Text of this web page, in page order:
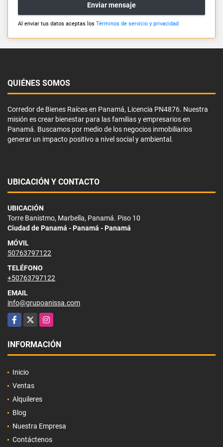
Enviar mensaje
Al enviar tus datos aceptas los Términos de servicio y privacidad
QUIÉNES SOMOS
Corredor de Bienes Raíces en Panamá, Licencia PN4876. Nuestra
misión es crear bienestar para las familias y empresarios en
Panamá. Buscamos por medio de los negocios inmobiliarios
generar un impacto positivo a nivel social y ambiental.
UBICACIÓN Y CONTACTO
UBICACIÓN
Torre Banistmo, Marbella, Panamá. Piso 10
Ciudad de Panamá - Panamá - Panamá
MÓVIL
50763797122
TELÉFONO
+50763797122
EMAIL
info@grupoanissa.com
Facebook
X Instagram
INFORMACIÓN
Inicio
Ventas
Alquileres
Blog
Nuestra Empresa
Contáctenos